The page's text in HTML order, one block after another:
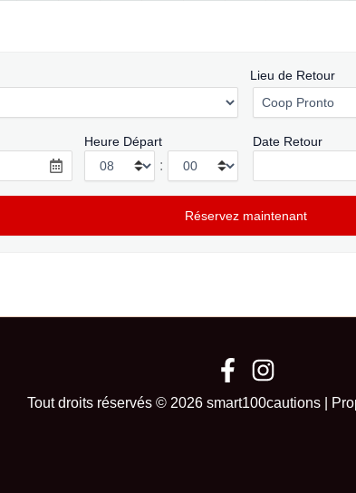
Lieu de Retour
Heure Départ
:
Date Retour
Tout droits réservés © 2026 smart100cautions |